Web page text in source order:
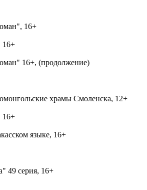
16+
16+
16+, (продолжение)
храмы Смоленска, 12+
16+
языке, 16+
49 серия, 16+